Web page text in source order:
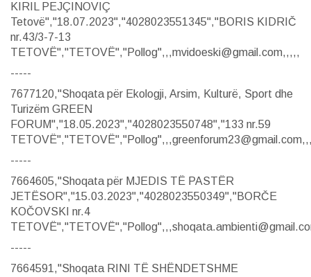
KIRIL PEJÇINOVIÇ
Tetovë","18.07.2023","4028023551345","BORIS KIDRIČ
nr.43/3-7-13
TETOVË","TETOVË","Pollog",,,mvidoeski@gmail.com,,,,,
-----
7677120,"Shoqata për Ekologji, Arsim, Kulturë, Sport dhe
Turizëm GREEN
FORUM","18.05.2023","4028023550748","133 nr.59
-----
7664605,"Shoqata për MJEDIS TË PASTËR
JETËSOR","15.03.2023","4028023550349","BORČE
KOČOVSKI nr.4
-----
7664591,"Shoqata RINI TË SHËNDETSHME